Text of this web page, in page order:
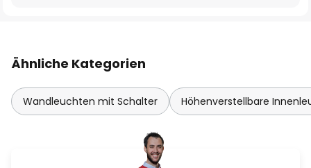
Ähnliche Kategorien
Wandleuchten mit Schalter Höhenverstellbare